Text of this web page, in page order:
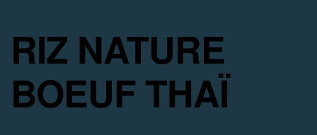
RIZ NATURE
BOEUF THAÏ